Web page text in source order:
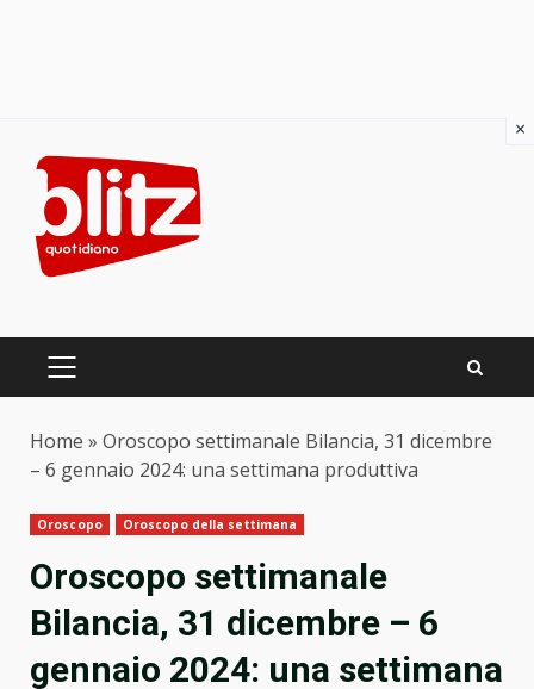
content
PRIMARY
Home » Oroscopo settimanale Bilancia, 31 dicembre
– 6 gennaio 2024: una settimana produttiva
Oroscopo Oroscopo della settimana
Oroscopo settimanale
Bilancia, 31 dicembre – 6
gennaio 2024: una settimana
×